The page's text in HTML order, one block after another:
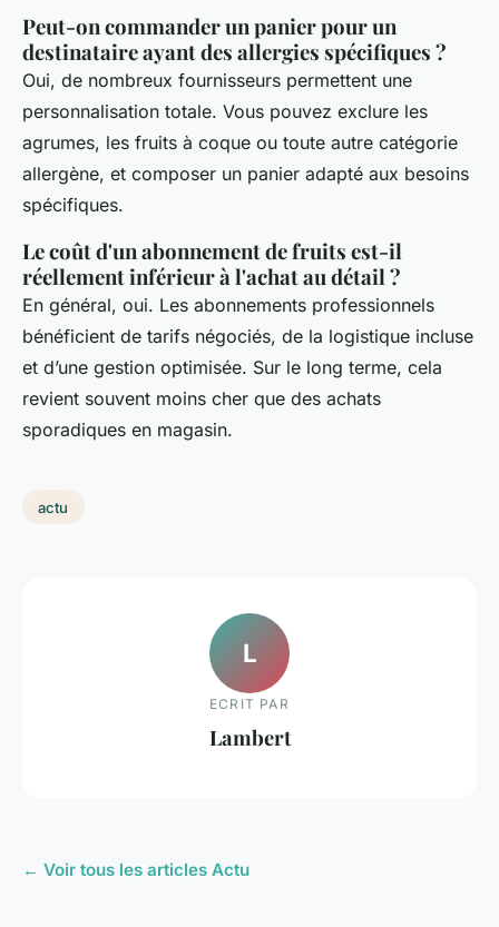
Peut-on commander un panier pour un
destinataire ayant des allergies spécifiques ?
Oui, de nombreux fournisseurs permettent une
personnalisation totale. Vous pouvez exclure les
agrumes, les fruits à coque ou toute autre catégorie
allergène, et composer un panier adapté aux besoins
spécifiques.
Le coût d'un abonnement de fruits est-il
réellement inférieur à l'achat au détail ?
En général, oui. Les abonnements professionnels
bénéficient de tarifs négociés, de la logistique incluse
et d’une gestion optimisée. Sur le long terme, cela
revient souvent moins cher que des achats
sporadiques en magasin.
actu
L
ECRIT PAR
Lambert
← Voir tous les articles Actu